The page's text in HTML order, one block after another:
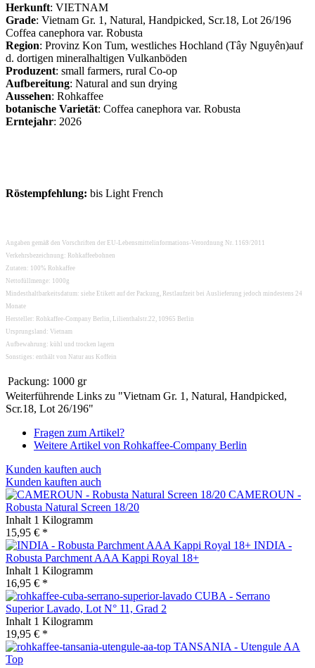
Herkunft: VIETNAM
Grade: Vietnam Gr. 1, Natural, Handpicked, Scr.18, Lot 26/196
Coffea canephora var. Robusta
Region: Provinz Kon Tum, westliches Hochland (Tây Nguyên)auf
d. dortigen mineralhaltigen Vulkanböden
Produzent: small farmers, rural Co-op
Aufbereitung: Natural and sun drying
Aussehen: Rohkaffee
botanische Varietät: Coffea canephora var. Robusta
Erntejahr: 2026
Röstempfehlung: bis Light French
Angaben gemäß den Vorschriften der EU-Lebensmittelinformations-Verordnung Nr. 1169/2011
Verkehrsbezeichnung: Rohkaffeebohnen
Zutaten: 100% Rohkaffee
Nettofüllmenge: 1000g
Mindesthaltbarkeitsdatum: siehe Etikett auf der Packung, Restlaufzeit bei Auslieferung jedoch mindestens 24
Monate
Hersteller: Rohkaffee-Company Berlin, Lilienthalstr.22, 10965 Berlin
Ursprungsland: Vietnam
Aufbewahrung: kühl und trocken lagern
Sonstiges: enthält von Natur aus Koffein
Packung: 1000 gr
Weiterführende Links zu "Vietnam Gr. 1, Natural, Handpicked,
Scr.18, Lot 26/196"
Fragen zum Artikel?
Weitere Artikel von Rohkaffee-Company Berlin
Kunden kauften auch
Kunden kauften auch
CAMEROUN -
Robusta Natural Screen 18/20
Inhalt 1 Kilogramm
15,95 € *
INDIA -
Robusta Parchment AAA Kappi Royal 18+
Inhalt 1 Kilogramm
16,95 € *
CUBA - Serrano
Superior Lavado, Lot N° 11, Grad 2
Inhalt 1 Kilogramm
19,95 € *
TANSANIA - Utengule AA
Top